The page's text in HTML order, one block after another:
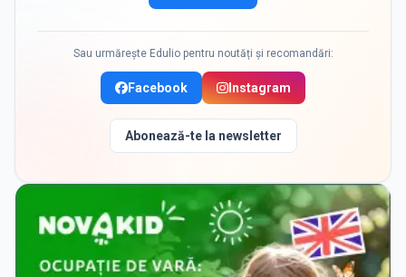
Sau urmărește Edulio pentru noutăți și recomandări:
Facebook Instagram
Abonează-te la newsletter